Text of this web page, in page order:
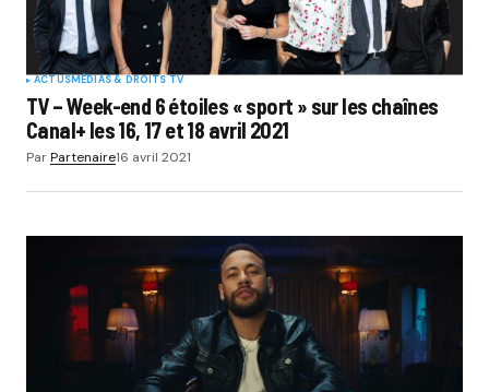
ACTUSMÉDIAS & DROITS TV
TV – Week-end 6 étoiles « sport » sur les chaînes
Canal+ les 16, 17 et 18 avril 2021
ParPartenaire16 avril 2021